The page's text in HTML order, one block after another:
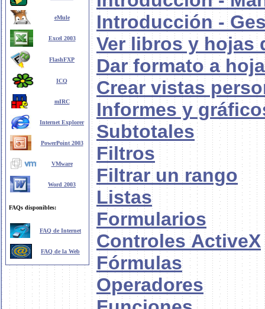
eMule
Excel 2003
FlashFXP
ICQ
mIRC
Internet Explorer
PowerPoint 2003
VMware
Word 2003
FAQs disponibles:
FAQ de Internet
FAQ de la Web
Introducción -
Ver libros y hojas
Dar formato a
Crear vistas
Informes y
Subtotales
Filtros
Filtrar un rango
Listas
Formularios
Controles ActiveX
Fórmulas
Operadores